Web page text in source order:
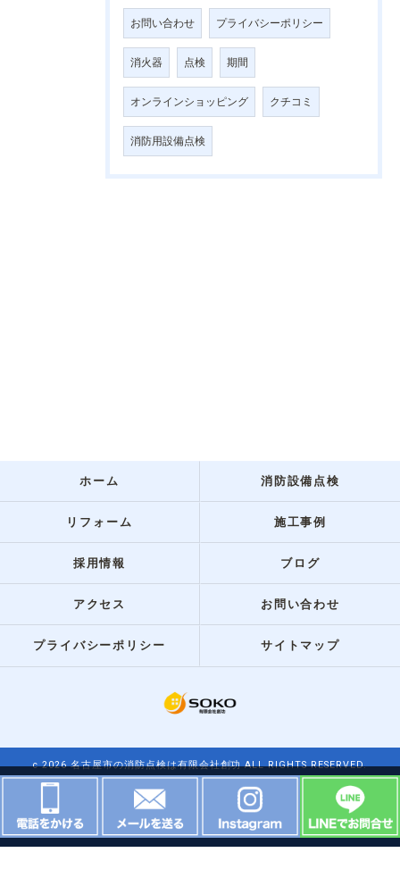
お問い合わせ プライバシーポリシー
消火器 点検 期間
オンラインショッピング クチコミ
消防用設備点検
ホーム 消防設備点検
リフォーム 施工事例
採用情報 ブログ
アクセス お問い合わせ
プライバシーポリシー サイトマップ
c 2026 名古屋市の消防点検は有限会社創功 ALL RIGHTS RESERVED.